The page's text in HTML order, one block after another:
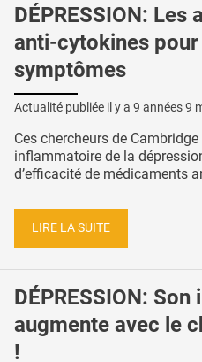
DÉPRESSION:
anti-cytokines
symptômes
Actualité publiée il y a 9 années 9
Ces chercheurs de
inflammatoire de la
d’efficacité de médicaments
LIRE LA SUITE
DÉPRESSION:
augmente avec le
!